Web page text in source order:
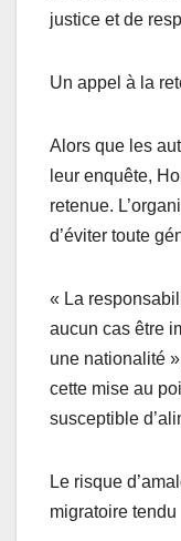
justice et de
Un appel à la
Alors que les
leur enquête,
retenue.
d’éviter toute
« La
aucun cas être
une nationalité
cette mise au
susceptible
Le risque
migratoire tendu